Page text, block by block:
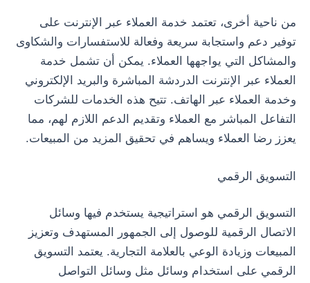
من ناحية أخرى، تعتمد خدمة العملاء عبر الإنترنت على
توفير دعم واستجابة سريعة وفعالة للاستفسارات والشكاوى
والمشاكل التي يواجهها العملاء. يمكن أن تشمل خدمة
العملاء عبر الإنترنت الدردشة المباشرة والبريد الإلكتروني
وخدمة العملاء عبر الهاتف. تتيح هذه الخدمات للشركات
التفاعل المباشر مع العملاء وتقديم الدعم اللازم لهم، مما
يعزز رضا العملاء ويساهم في تحقيق المزيد من المبيعات.
التسويق الرقمي
التسويق الرقمي هو استراتيجية يستخدم فيها وسائل
الاتصال الرقمية للوصول إلى الجمهور المستهدف وتعزيز
المبيعات وزيادة الوعي بالعلامة التجارية. يعتمد التسويق
الرقمي على استخدام وسائل مثل وسائل التواصل